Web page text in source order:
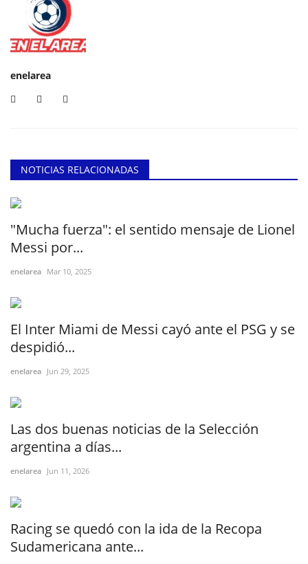
enelarea
NOTICIAS RELACIONADAS
"Mucha fuerza": el sentido mensaje de Lionel
Messi por...
enelarea Mar 10, 2025
El Inter Miami de Messi cayó ante el PSG y se
despidió...
enelarea Jun 29, 2025
Las dos buenas noticias de la Selección
argentina a días...
enelarea Jun 11, 2026
Racing se quedó con la ida de la Recopa
Sudamericana ante...